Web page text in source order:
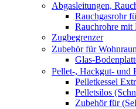
Abgasleitungen,
Rauchgasrohr
Rauchrohre mit
Zugbegrenzer
Zubehör für
Glas-
Pellet-, Hackgut- und
Pelletkessel
Pelletsilos
Zubehör für